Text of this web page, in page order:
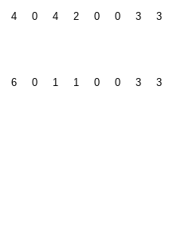
4 0 4 2 0 0 3 3
6 0 1 1 0 0 3 3